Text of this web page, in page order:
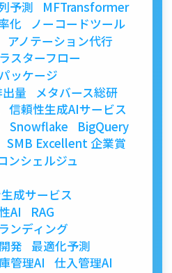
予測
MFTransformer
化
ノーコードツール
アノテーション代行
スターフロー
ッケージ
量
メタバース総研
信頼性生成AIサービス
Snowflake
BigQuery
SMB Excellent 企業賞
ンシェルジュ
成サービス
AI
RAG
ンディング
発
最適化予測
管理AI
仕入管理AI